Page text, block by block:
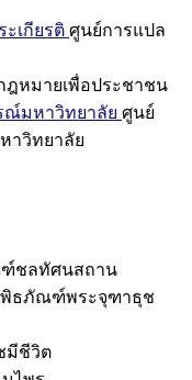
เกียรติ ศูนย์การแปล
ฎหมายเพื่อประชาชน
ณ์มหาวิทยาลัย ศูนย์
าวิทยาลัย
ชลทัศนสถาน
ธภัณฑ์พระจุฑาธุช
ชีวิต